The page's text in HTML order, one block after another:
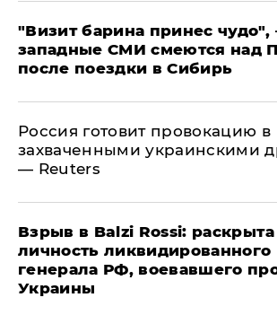
"Визит барина принес
западные СМИ смеются над
после поездки в Сибирь
​Россия готовит провокацию в
захваченными украинскими
— Reuters
​Взрыв в Balzi Rossi: раскрыта
личность ликвидированного
генерала РФ, воевавшего
Украины